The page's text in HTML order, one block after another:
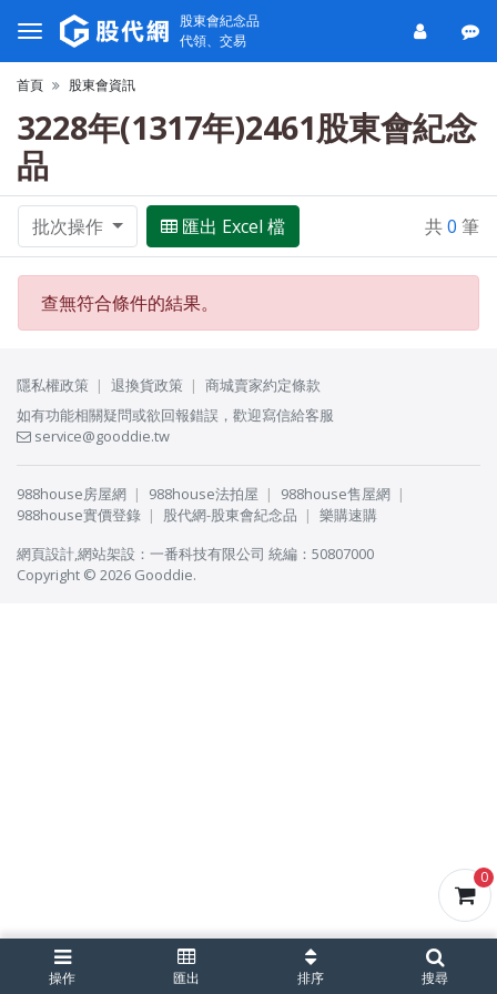
0
股東會紀念品
代領、交易
首頁 股東會資訊
3228年(1317年)2461股東會紀念
品
批次操作 匯出 Excel 檔 共0 筆
查無符合條件的結果。
操作 匯出 排序 搜尋
隱私權政策 退換貨政策
商城賣家約定條款
如有功能相關疑問或欲回報錯誤，歡迎寫信給客服
service@gooddie.tw
988house房屋網 988house法拍屋
988house售屋網
988house實價登錄
股代網-股東會紀念品
樂購速購
網頁設計,網站架設 ： 一番科技有限公司 統編：50807000
Copyright © 2026 Gooddie.